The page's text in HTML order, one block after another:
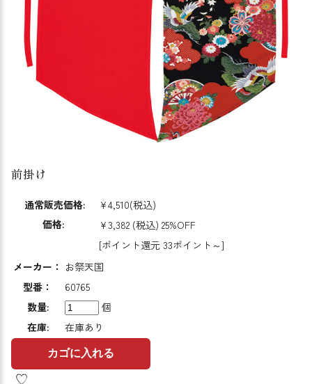
前掛け
通常販売価格: ¥4,510(税込)
価格:
¥3,382 (税込) 25%OFF
[ポイント還元 33ポイント～]
メーカー： お祭天国
型番：
60765
数量:
個
在庫:
在庫あり
カゴに入れる